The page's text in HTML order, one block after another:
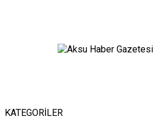
KATEGORİLER